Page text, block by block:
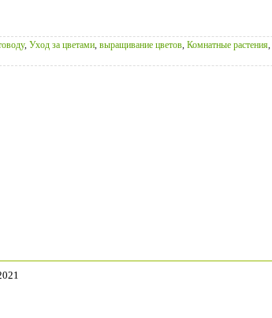
, Уход за цветами выращивание цветов Комнатные растения